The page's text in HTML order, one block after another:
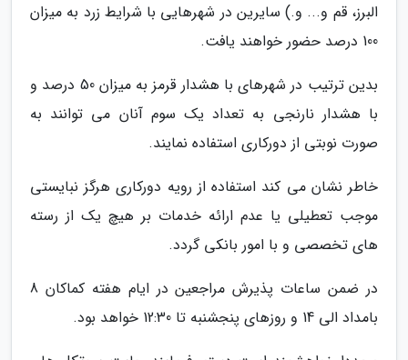
البرز، قم و... و.) سایرین در شهرهایی با شرایط زرد به میزان
100 درصد حضور خواهند یافت.
بدین ترتیب در شهرهای با هشدار قرمز به میزان 50 درصد و
با هشدار نارنجی به تعداد یک سوم آنان می توانند به
صورت نوبتی از دورکاری استفاده نمایند.
خاطر نشان می کند استفاده از رویه دورکاری هرگز نبایستی
موجب تعطیلی یا عدم ارائه خدمات بر هیچ یک از رسته
های تخصصی و با امور بانکی گردد.
در ضمن ساعات پذیرش مراجعین در ایام هفته کماکان 8
بامداد الی 14 و روزهای پنجشنبه تا 12:30 خواهد بود.